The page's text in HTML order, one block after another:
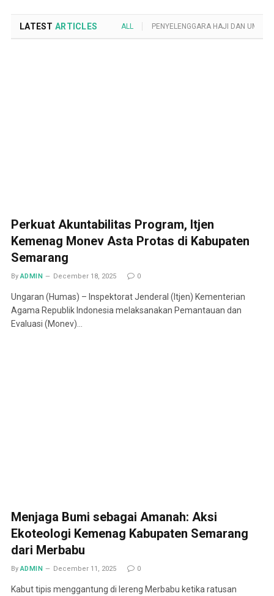
LATEST ARTICLES ALL PENYELENGGARA HAJI DAN UMROH
Perkuat Akuntabilitas Program, Itjen
Kemenag Monev Asta Protas di Kabupaten
Semarang
By ADMIN December 18, 2025 0
Ungaran (Humas) – Inspektorat Jenderal (Itjen) Kementerian
Agama Republik Indonesia melaksanakan Pemantauan dan
Evaluasi (Monev)…
Menjaga Bumi sebagai Amanah: Aksi
Ekoteologi Kemenag Kabupaten Semarang
dari Merbabu
By ADMIN December 11, 2025 0
Kabut tipis menggantung di lereng Merbabu ketika ratusan